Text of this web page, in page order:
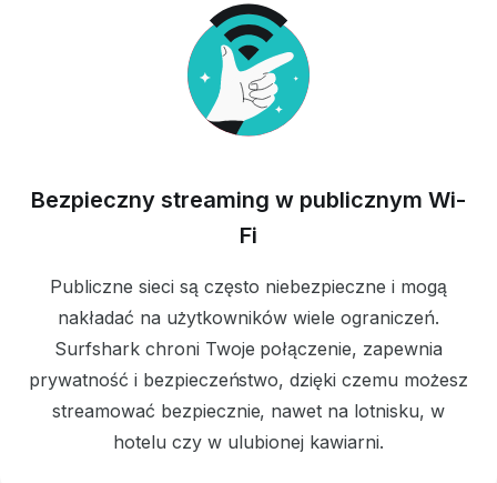
Bezpieczny streaming w publicznym Wi-
Fi
Publiczne sieci są często niebezpieczne i mogą
nakładać na użytkowników wiele ograniczeń.
Surfshark chroni Twoje połączenie, zapewnia
prywatność i bezpieczeństwo, dzięki czemu możesz
streamować bezpiecznie, nawet na lotnisku, w
hotelu czy w ulubionej kawiarni.